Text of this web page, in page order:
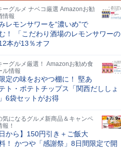
ーグルメ ナベコ厳選 Amazonお勧
情報
レモンサワーを“濃いめ”で
！ 「こだわり酒場のレモンサワーの
本が13％オフ
ーグルメ厳選！ Amazonお勧め食
ル情報
定の味をおやつ棚に！ 堅あ
ト・ポテトチップス「関西だししょ
6袋セットがお得
気になるグルメ新商品＆キャンペ
報！
日から】150円引き＋ご飯大
！ かつや「感謝祭」8日間限定で開